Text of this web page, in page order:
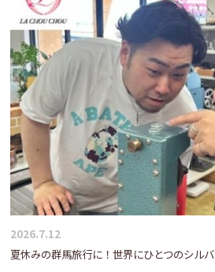
2026.7.12
夏休みの群馬旅行に！世界にひとつのシル